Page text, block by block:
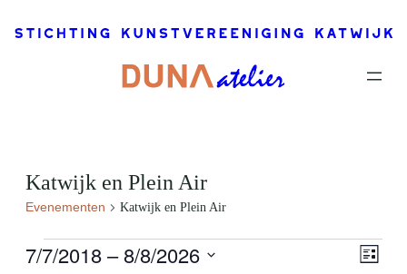
Katwijk en Plein Air
Evenementen Katwijk en Plein Air
Evenementen Lijst
7/7/2018 – 8/8/2026